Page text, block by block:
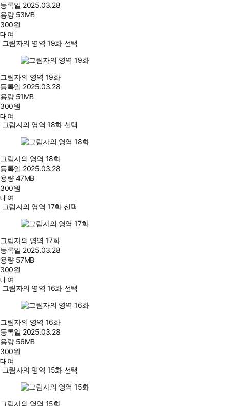
등록일 2025.03.28
용량 53MB
300원
대여
그림자의 영역 19화 선택
그림자의 영역 19화
등록일 2025.03.28
용량 51MB
300원
대여
그림자의 영역 18화 선택
그림자의 영역 18화
등록일 2025.03.28
용량47MB
300원
대여
그림자의 영역 17화 선택
그림자의 영역 17화
등록일 2025.03.28
용량 57MB
300원
대여
그림자의 영역 16화 선택
그림자의 영역 16화
등록일 2025.03.28
용량 56MB
300원
대여
그림자의 영역 15화 선택
그림자의 영역 15화